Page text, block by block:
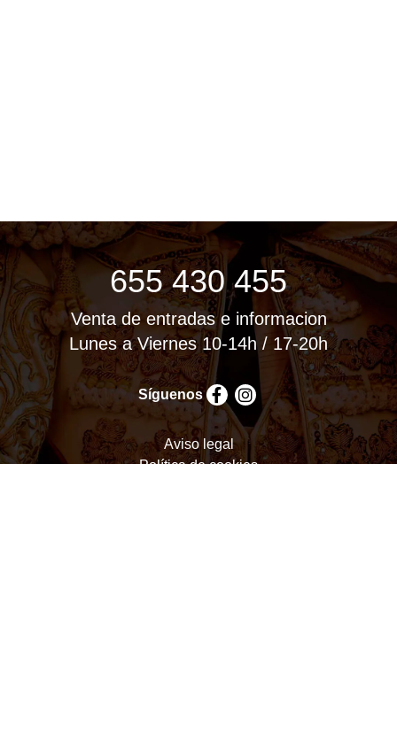
655 430 455
Venta de entradas e informacion
Lunes a Viernes 10-14h / 17-20h
Síguenos
Aviso legal
Política de cookies